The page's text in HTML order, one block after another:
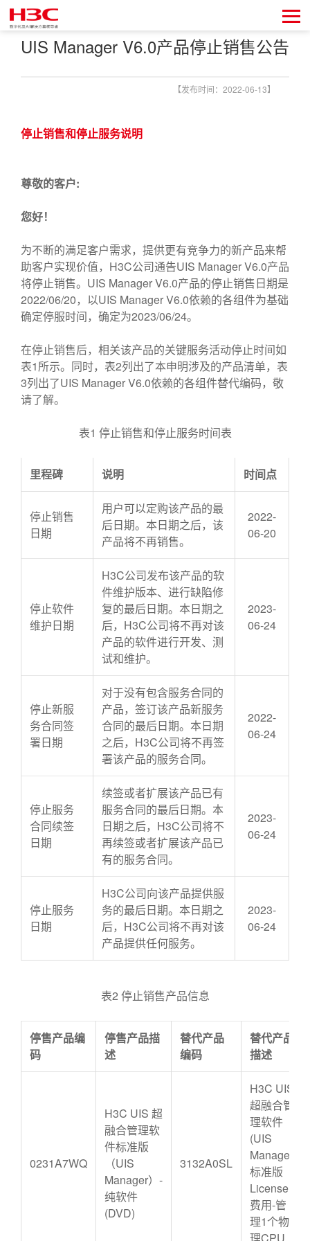
UIS Manager V6.0产品停止销售公告
【发布时间：2022-06-13】
停止销售和停止服务说明
尊敬的客户:
您好！
为不断的满足客户需求，提供更有竞争力的新产品来帮
助客户实现价值，H3C公司通告UIS Manager V6.0产品
将停止销售。UIS Manager V6.0产品的停止销售日期是
2022/06/20，以UIS Manager V6.0依赖的各组件为基础
确定停服时间，确定为2023/06/24。
在停止销售后，相关该产品的关键服务活动停止时间如
表1所示。同时，表2列出了本申明涉及的产品清单，表
3列出了UIS Manager V6.0依赖的各组件替代编码，敬
请了解。
表1 停止销售和停止服务时间表
里程碑 说明 时间点
停止销售
日期
用户可以定购该产品的最
后日期。本日期之后，该
产品将不再销售。
2022-
06-20
停止软件
维护日期
H3C公司发布该产品的软
件维护版本、进行缺陷修
复的最后日期。本日期之
后，H3C公司将不再对该
产品的软件进行开发、测
试和维护。
2023-
06-24
停止新服
务合同签
署日期
对于没有包含服务合同的
产品，签订该产品新服务
合同的最后日期。本日期
之后，H3C公司将不再签
署该产品的服务合同。
2022-
06-24
停止服务
合同续签
日期
续签或者扩展该产品已有
服务合同的最后日期。本
日期之后，H3C公司将不
再续签或者扩展该产品已
有的服务合同。
2023-
06-24
停止服务
日期
H3C公司向该产品提供服
务的最后日期。本日期之
后，H3C公司将不再对该
产品提供任何服务。
2023-
06-24
表2 停止销售产品信息
停售产品编
码
停售产品描
述
替代产品
编码
替代产品
描述
0231A7WQ
H3C UIS 超
融合管理软
件标准版
（UIS
Manager）-
纯软件
(DVD)
3132A0SL
H3C UIS
超融合管
理软件
(UIS
Manager)
标准版
License
费用-管
理1个物